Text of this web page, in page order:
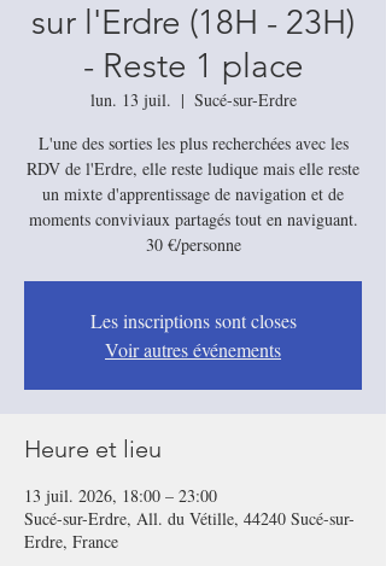
sur l'Erdre (18H - 23H)
- Reste 1 place
lun. 13 juil.
  |
Sucé-sur-Erdre
L'une des sorties les plus recherchées avec les
RDV de l'Erdre, elle reste ludique mais elle reste
un mixte d'apprentissage de navigation et de
moments conviviaux partagés tout en naviguant.
30 €/personne
Les inscriptions sont closes
Voir autres événements
Heure et lieu
13 juil. 2026, 18:00 – 23:00
Sucé-sur-Erdre, All. du Vétille, 44240 Sucé-sur-
Erdre, France